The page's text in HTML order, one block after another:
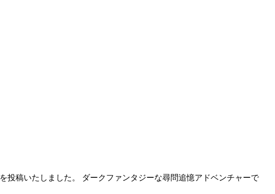
投稿いたしました。 ダークファンタジーな尋問追憶アドベンチャーで